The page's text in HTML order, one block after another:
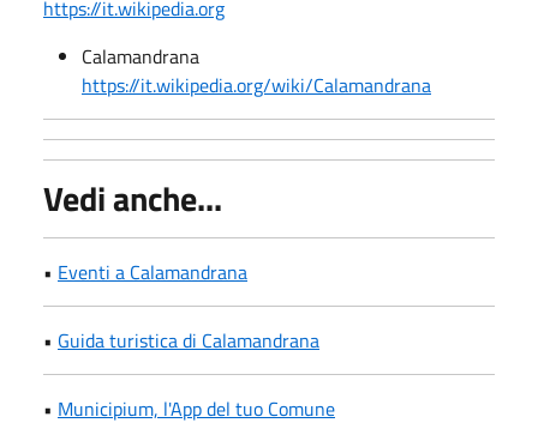
https://it.wikipedia.org
Calamandrana
https://it.wikipedia.org/wiki/Calamandrana
Vedi anche...
• Eventi a Calamandrana
• Guida turistica di Calamandrana
• Municipium, l'App del tuo Comune